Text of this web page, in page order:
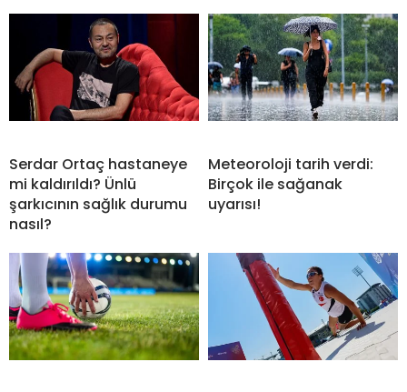
Serdar Ortaç hastaneye
mi kaldırıldı? Ünlü
şarkıcının sağlık durumu
nasıl?
Meteoroloji tarih verdi:
Birçok ile sağanak
uyarısı!